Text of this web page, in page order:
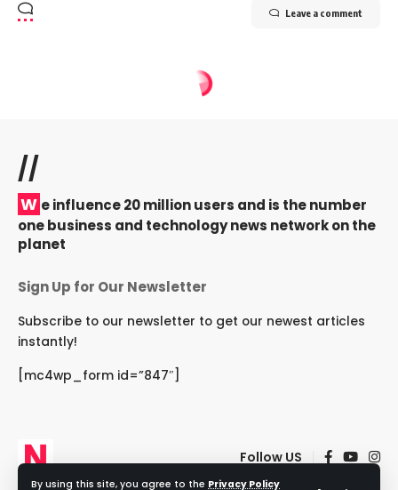
By using this site, you agree to the Privacy Policy
Leave a comment
//
W e influence 20 million users and is the number
one business and technology news network on the
planet
Sign Up for Our Newsletter
Subscribe to our newsletter to get our newest articles
instantly!
[mc4wp_form id=”847″]
Follow US